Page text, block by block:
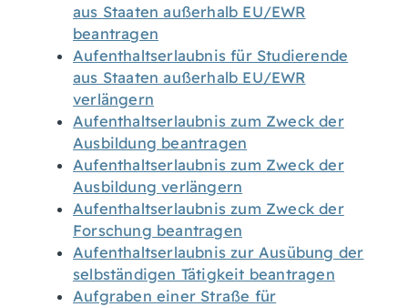
aus Staaten außerhalb EU/EWR
beantragen
Aufenthaltserlaubnis für Studierende
aus Staaten außerhalb EU/EWR
verlängern
Aufenthaltserlaubnis zum Zweck der
Ausbildung beantragen
Aufenthaltserlaubnis zum Zweck der
Ausbildung verlängern
Aufenthaltserlaubnis zum Zweck der
Forschung beantragen
Aufenthaltserlaubnis zur Ausübung der
selbständigen Tätigkeit beantragen
Aufgraben einer Straße für